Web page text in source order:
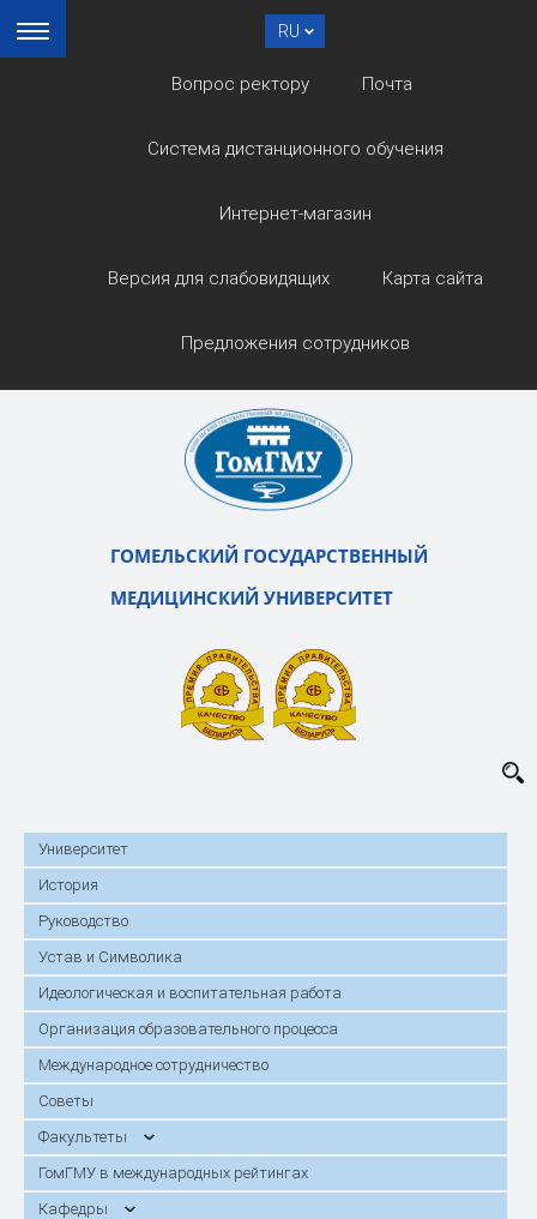
RU
Вопрос ректору Почта
Система дистанционного обучения
Интернет-магазин
Версия для слабовидящих Карта сайта
Предложения сотрудников
ГОМЕЛЬСКИЙ ГОСУДАРСТВЕННЫЙ
МЕДИЦИНСКИЙ УНИВЕРСИТЕТ
Университет
История
Руководство
Устав и Символика
Идеологическая и воспитательная работа
Организация образовательного процесса
Международное сотрудничество
Советы
Факультеты
ГомГМУ в международных рейтингах
Кафедры